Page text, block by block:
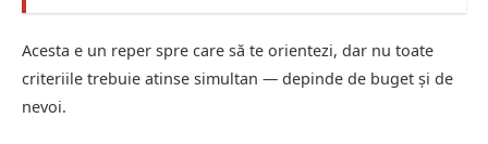
Acesta e un reper spre care să te orientezi, dar nu toate
criteriile trebuie atinse simultan — depinde de buget și de
nevoi.